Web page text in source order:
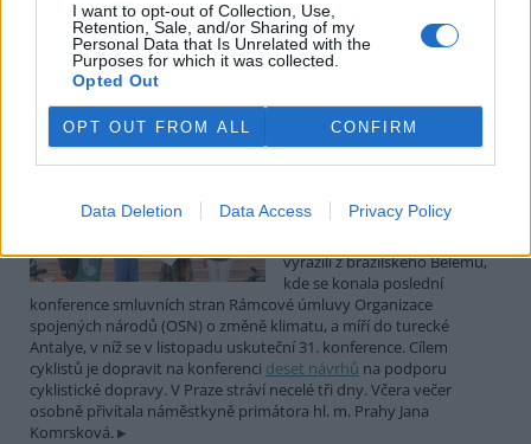
I want to opt-out of Collection, Use,
Retention, Sale, and/or Sharing of my
Personal Data that Is Unrelated with the
Purposes for which it was collected.
Opted Out
OPT OUT FROM ALL CONFIRM
Data Deletion Data Access Privacy Policy
dehydrataci nebo kolapsu. ČTK to sdělila viceprezidentka Komory
veterinárních lékařů ČR Kateřina Valdhans.
Do Prahy dorazili jezdci cyklistické štafety, míří na
konferenci o klimatu
Do Prahy dnes dorazili jezdci
mezinárodní cyklistické štafety
vyrazili z brazilského Belému,
kde se konala poslední
konference smluvních stran Rámcové úmluvy Organizace
spojených národů (OSN) o změně klimatu, a míří do turecké
Antalye, v níž se v listopadu uskuteční 31. konference. Cílem
cyklistů je dopravit na konferenci deset návrhů na podporu
cyklistické dopravy. V Praze stráví necelé tři dny. Včera večer
osobně přivítala náměstkyně primátora hl. m. Prahy Jana
Komrsková.